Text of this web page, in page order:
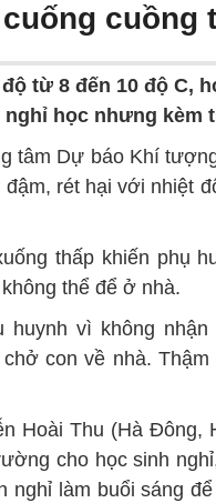
cuồng
từ 8 đến 10 độ C,
học nhưng kèm
tâm Dự báo Khí
đậm, rét hại với nhiệt
thấp khiến phụ
thể để ở nhà.
huynh vì không
con về nhà.
Hoài Thu (Hà Đông,
cho học sinh
nghỉ làm buổi sáng